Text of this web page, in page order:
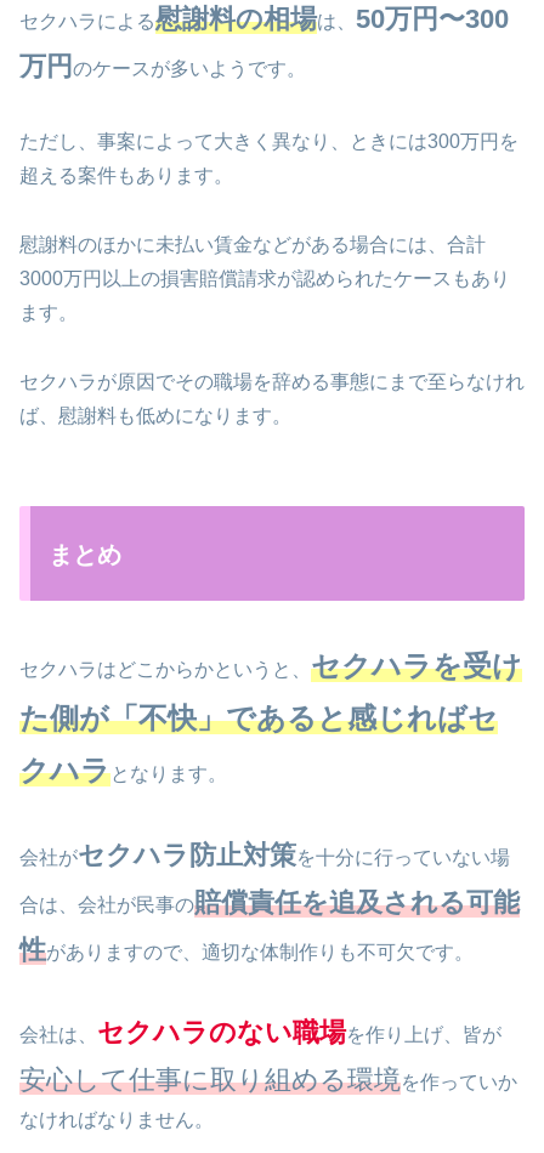
セクハラによる慰謝料の相場は、 50万円〜300
万円 のケースが多いようです。
ただし、事案によって大きく異なり、ときには300万円を
超える案件もあります。
慰謝料のほかに未払い賃金などがある場合には、合計
3000万円以上の損害賠償請求が認められたケースもあり
ます。
セクハラが原因でその職場を辞める事態にまで至らなけれ
ば、慰謝料も低めになります。
まとめ
セクハラはどこからかというと、 セクハラを受け
た側が「不快」であると感じればセ
クハラとなります。
会社がセクハラ防止対策を十分に行っていない場
合は、会社が民事の賠償責任を追及される可能
性がありますので、適切な体制作りも不可欠です。
会社は、 セクハラのない職場を作り上げ、皆が
安心して仕事に取り組める環境を作っていか
なければなりません。